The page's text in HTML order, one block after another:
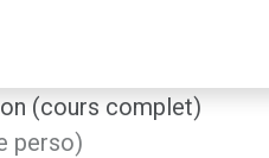
(cours complet)
perso)